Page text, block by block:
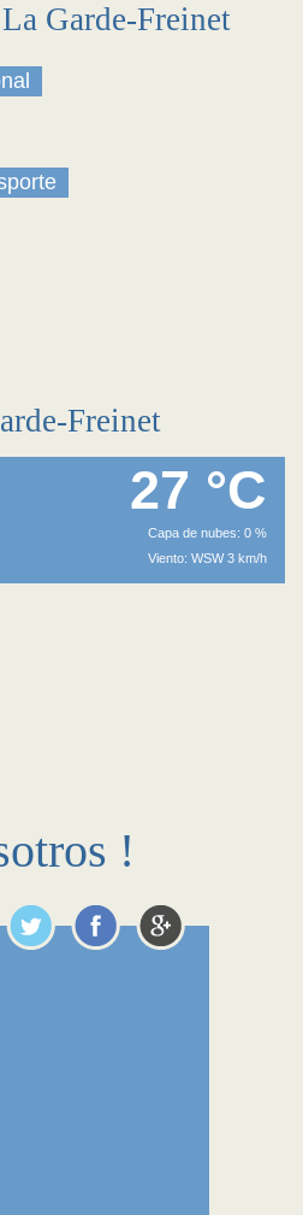
Garde-Freinet
Freinet
27 °C
Capa de nubes: 0 %
Viento: WSW 3 km/h
!